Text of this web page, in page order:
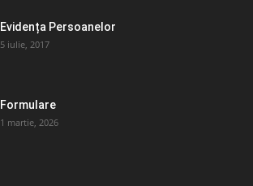
Evidența Persoanelor
5 iulie, 2017
Formulare
1 martie, 2026